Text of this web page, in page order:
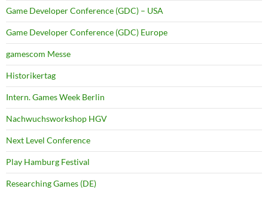
Game Developer Conference (GDC) – USA
Game Developer Conference (GDC) Europe
gamescom Messe
Historikertag
Intern. Games Week Berlin
Nachwuchsworkshop HGV
Next Level Conference
Play Hamburg Festival
Researching Games (DE)